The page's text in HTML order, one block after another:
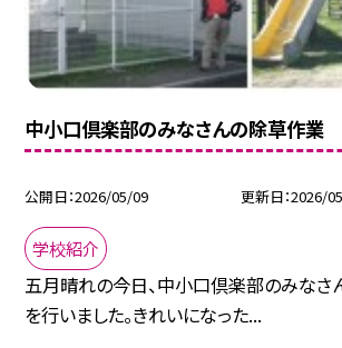
中小口倶楽部のみなさんの除草作業
公開日 2026/05/09 更新日 2026/
学校紹介
五月晴れの今日、中小口倶楽部のみなさ
を行いました。きれいになった...